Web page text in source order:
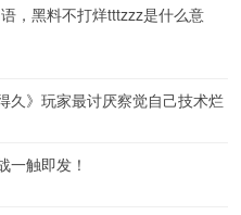
，黑料不打烊tttzzz是什么意
久》玩家最讨厌察觉自己技术烂
一触即发！